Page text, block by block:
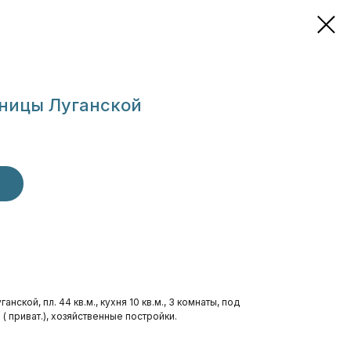
Луганской
пл. 44 кв.м., кухня 10 кв.м., 3 комнаты, под
приват.), хозяйственные постройки.